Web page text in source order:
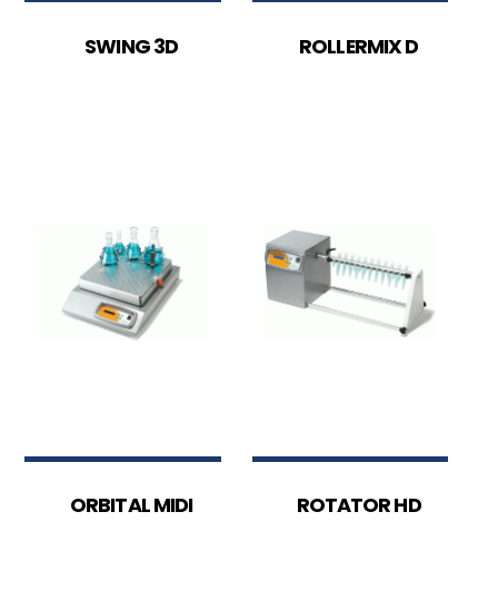
SWING 3D ROLLERMIX D
ORBITAL MIDI ROTATOR HD